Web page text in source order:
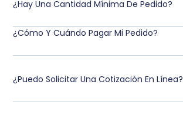
¿Hay Una Cantidad Mínima De Pedido?
¿Cómo Y Cuándo Pagar Mi Pedido?
¿Puedo Solicitar Una Cotización En Línea?